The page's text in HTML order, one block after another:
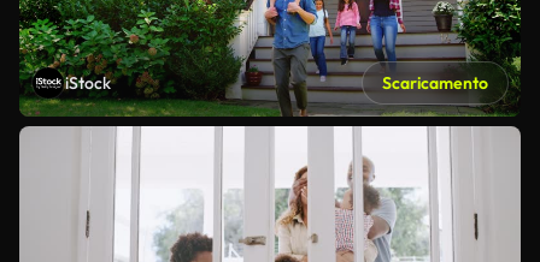
iStock Scaricamento